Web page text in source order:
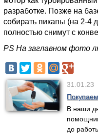
разработке. Позже на
собирать пикапы (на 2-4
полностью снимут с
PS На заглавном фото
31.01.23
В наши
до